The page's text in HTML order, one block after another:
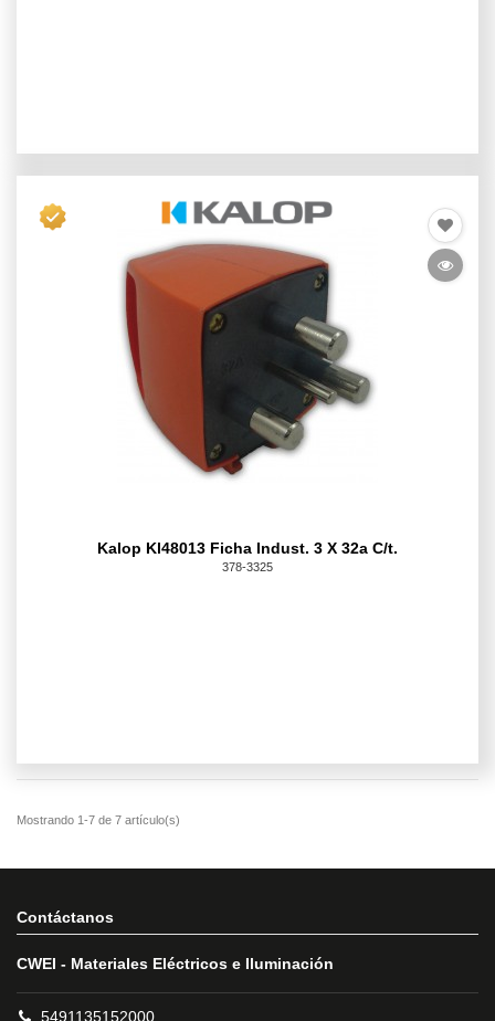
Kalop Kl48013 Ficha Indust. 3 X 32a C/t.
378-3325
Contáctanos
CWEI - Materiales Eléctricos e Iluminación
5491135152000